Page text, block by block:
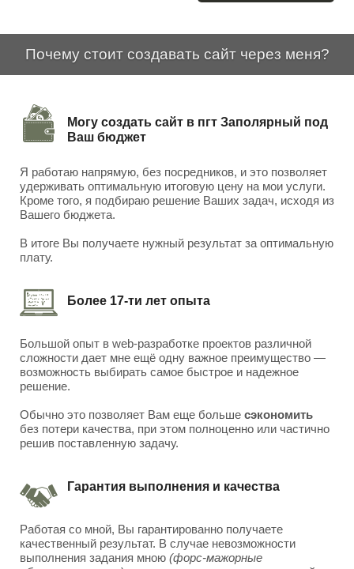
Почему стоит создавать сайт через меня?
Могу создать сайт в пгт Заполярный под
Ваш бюджет
Я работаю напрямую, без посредников, и это позволяет
удерживать оптимальную итоговую цену на мои услуги.
Кроме того, я подбираю решение Ваших задач, исходя из
Вашего бюджета.
В итоге Вы получаете нужный результат за оптимальную
плату.
Более 17-ти лет опыта
Большой опыт в web-разработке проектов различной
сложности дает мне ещё одну важное преимущество —
возможность выбирать самое быстрое и надежное
решение.
Обычно это позволяет Вам еще больше сэкономить
без потери качества, при этом полноценно или частично
решив поставленную задачу.
Гарантия выполнения и качества
Работая со мной, Вы гарантированно получаете
качественный результат. В случае невозможности
выполнения задания мною (форс-мажорные